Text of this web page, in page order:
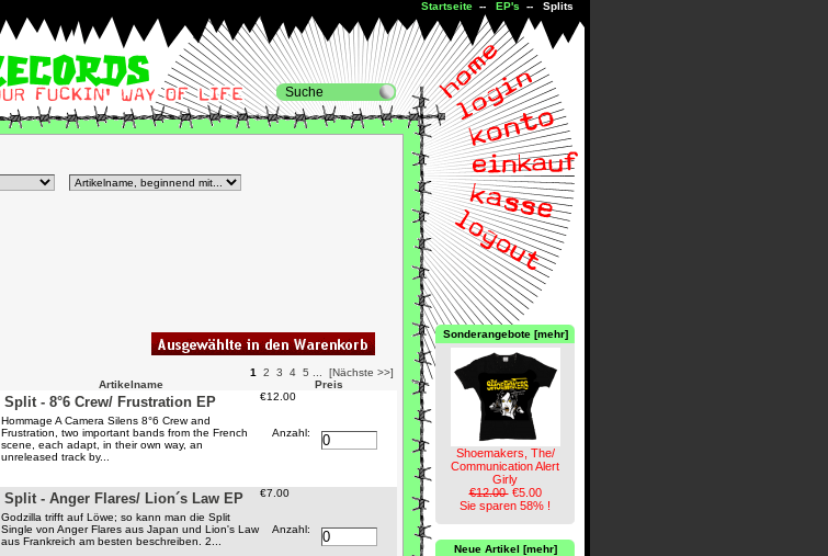
Startseite -- EP's -- Splits
Sonderangebote [mehr]
Shoemakers, The/
Communication Alert
Girly
€12.00 €5.00
Sie sparen 58% !
Neue Artikel [mehr]
1 2 3 4 5
[Nächste >>]
Artikelname
Preis
Split - 8°6 Crew/ Frustration EP
Hommage A Camera Silens 8°6 Crew and
Frustration, two important bands from the French
scene, each adapt, in their own way, an
unreleased track by...
€12.00
Anzahl:
Split - Anger Flares/ Lion´s Law EP
Godzilla trifft auf Löwe; so kann man die Split
Single von Anger Flares aus Japan und Lion's Law
aus Frankreich am besten beschreiben. 2...
€7.00
Anzahl: